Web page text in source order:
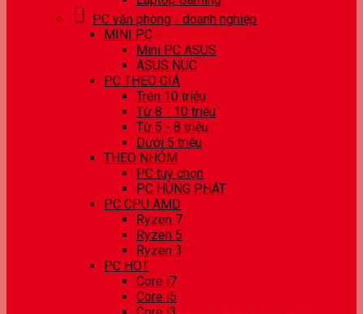
PC văn phòng - doanh nghiệp
MINI PC
Mini PC ASUS
ASUS NUC
PC THEO GIÁ
Trên 10 triệu
Từ 8 - 10 triệu
Từ 5 - 8 triệu
Dưới 5 triệu
THEO NHÓM
PC tuỳ chọn
PC HÙNG PHÁT
PC CPU AMD
Ryzen 7
Ryzen 5
Ryzen 3
PC HOT
Core i7
Core i5